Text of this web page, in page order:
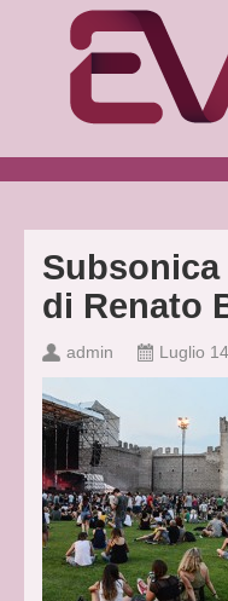
Subsonica
di Renato
admin Luglio